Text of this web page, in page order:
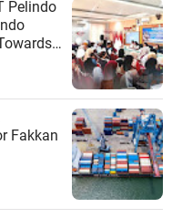
Pelindo
Fakkan